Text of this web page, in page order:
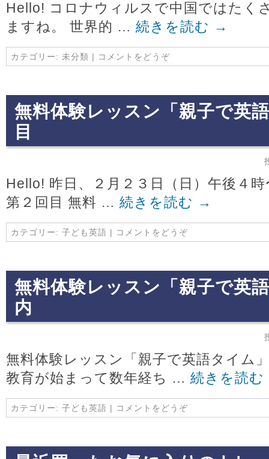
Hello! コロナウィルスで中国ではたく
ますね。 世界的 … 続きを読む →
カテゴリー: 未分類 | コメントをどうぞ
無料体験レッスン「親子で英
目
Hello! 昨日、２月２３日（日）午後４
第２回目 無料 … 続きを読む →
カテゴリー: 子ども英語 | コメントをどうぞ
無料体験レッスン「親子で英
内
無料体験レッスン「親子で英語タイム
教育が始まって数年経ち … 続きを読む
カテゴリー: 子ども英語 | コメントをどうぞ